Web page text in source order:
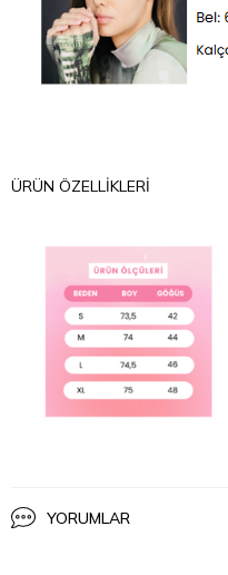
ÜRÜN ÖZELLIKLERI
YORUMLAR